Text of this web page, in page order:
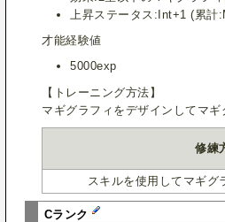
上昇ステータス:Int+1 (累計
才能経験値
5000exp
【トレーニング方法】
マギグラフィをデザインしてマギ
修練
スキルを使用してマギグ
Cランク